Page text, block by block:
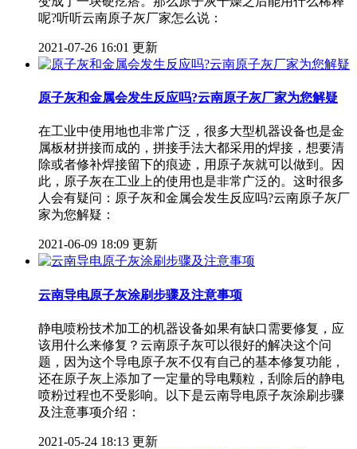
呢?听听云南原子灰厂家怎么说：
2021-07-26 16:01 更新
原子灰和金属会发生反应吗?云南原子灰厂家为您解疑
在工业中使用地也非常广泛，很多大型机器设备也是金
属板材拼接而成的，拼接手法大都采用的焊接，想要清
除或者修补焊接留下的痕迹，用原子灰就可以做到。因
此，原子灰在工业上的使用也是非常广泛的。这时很多
人会有疑问：原子灰和金属会发生反应吗?云南原子灰厂
家为您解疑：
2021-06-09 18:09 更新
云南导电原子灰涂刷步骤及注意事项
静电喷粉技术加工的机器设备如果有缺口需要修复，应
该用什么来修复？云南原子灰可以很好的解决这个问
题，因为这个导电原子灰不仅有自己的基本修复功能，
还在原子灰上添加了一定量的导电颗粒，刮除后的静电
喷粉过程也不受影响。以下是云南导电原子灰涂刷步骤
及注意事项介绍：
2021-05-24 18:13 更新